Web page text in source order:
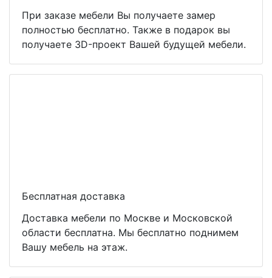
При заказе мебели Вы получаете замер
полностью бесплатно. Также в подарок вы
получаете 3D-проект Вашей будущей мебели.
Бесплатная доставка
Доставка мебели по Москве и Московской
области бесплатна. Мы бесплатно поднимем
Вашу мебель на этаж.